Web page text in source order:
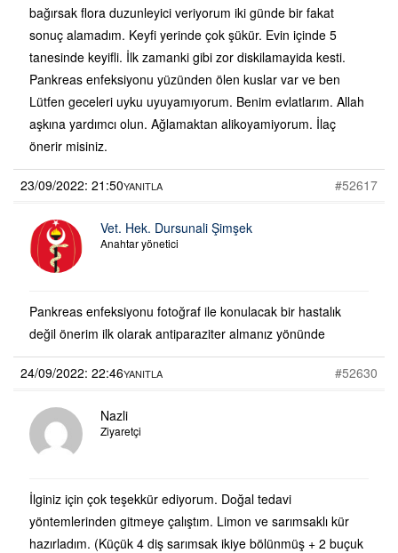
bağırsak flora duzunleyici veriyorum iki günde bir fakat
sonuç alamadım. Keyfi yerinde çok şükür. Evin içinde 5
tanesinde keyifli. İlk zamanki gibi zor diskilamayida kesti.
Pankreas enfeksiyonu yüzünden ölen kuslar var ve ben
Lütfen geceleri uyku uyuyamıyorum. Benim evlatlarım. Allah
aşkına yardımcı olun. Ağlamaktan alikoyamiyorum. İlaç
önerir misiniz.
23/09/2022: 21:50 #52617
YANITLA
Vet. Hek. Dursunali Şimşek
Anahtar yönetici
Pankreas enfeksiyonu fotoğraf ile konulacak bir hastalık
değil önerim ilk olarak antiparaziter almanız yönünde
24/09/2022: 22:46 #52630
YANITLA
Nazli
Ziyaretçi
İlginiz için çok teşekkür ediyorum. Doğal tedavi
yöntemlerinden gitmeye çalıştım. Limon ve sarımsaklı kür
hazırladım. (Küçük 4 diş sarımsak ikiye bölünmüş + 2 buçuk